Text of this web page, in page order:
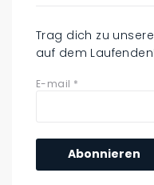
Trag dich zu
auf dem Laufenden!
E-mail *